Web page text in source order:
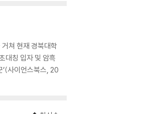
쳐 현재 경북대학
대칭 입자 및 암흑
’(사이언스북스, 20